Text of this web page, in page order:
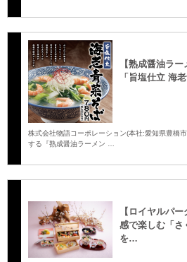
【熟成醤油ラ
「旨塩仕立 海
株式会社物語コーポレーション(本社:愛知県豊橋
する『熟成醤油ラーメン …
【ロイヤルパ
感で楽しむ「さ
を…